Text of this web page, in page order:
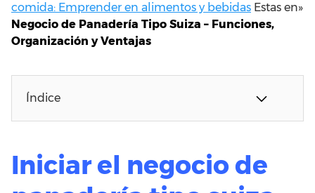
comida: Emprender en alimentos y bebidas Estas en»
Negocio de Panadería Tipo Suiza – Funciones,
Organización y Ventajas
Índice
Iniciar el negocio de